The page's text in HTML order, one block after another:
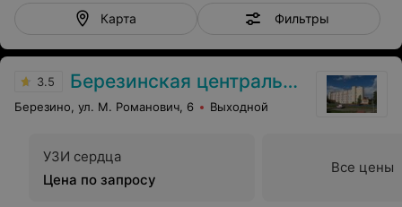
Карта Фильтры
3.5 Березинская центральная районная больница
Березино, ул. М. Романович, 6 Выходной
УЗИ сердца
Цена по запросу
Все цены